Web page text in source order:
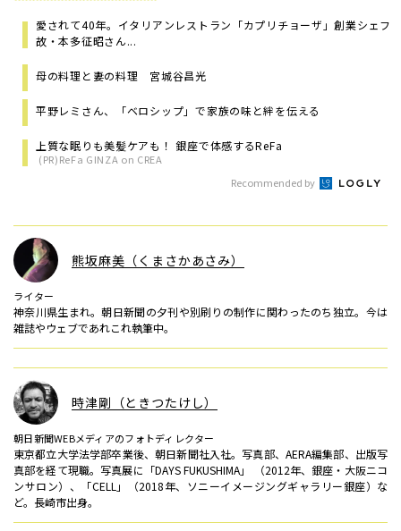
愛されて40年。イタリアンレストラン「カプリチョーザ」創業シェフ
故・本多征昭さん...
母の料理と妻の料理 宮城谷昌光
平野レミさん、「ベロシップ」で家族の味と絆を伝える
上質な眠りも美髪ケアも！ 銀座で体感するReFa
(PR)ReFa GINZA on CREA
Recommended by
熊坂麻美（くまさかあさみ）
ライター
神奈川県生まれ。朝日新聞の夕刊や別刷りの制作に関わったのち独立。今は
雑誌やウェブであれこれ執筆中。
時津剛（ときつたけし）
朝日新聞WEBメディアのフォトディレクター
東京都立大学法学部卒業後、朝日新聞社入社。写真部、AERA編集部、出版写
真部を経て現職。写真展に「DAYS FUKUSHIMA」 （2012年、銀座・大阪ニコ
ンサロン）、「CELL」（2018年、ソニーイメージングギャラリー銀座）な
ど。長崎市出身。